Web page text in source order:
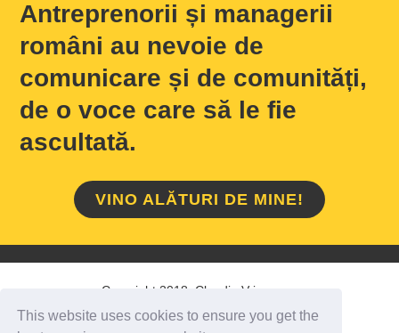
This website uses cookies to ensure you get the
Antreprenorii și managerii
români au nevoie de
comunicare și de comunități,
de o voce care să le fie
ascultată.
VINO ALĂTURI DE MINE!
Copyright 2018 Claudiu Vrinceanu
HOME / DESPRE MINE CONTACT